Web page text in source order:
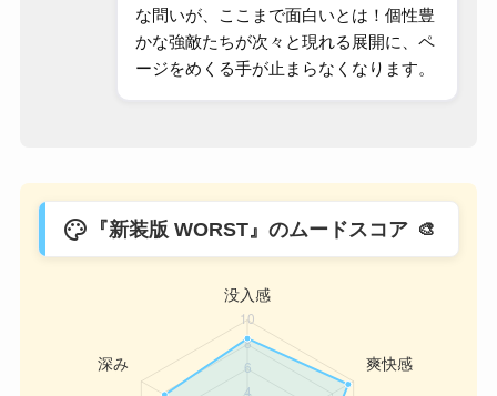
な問いが、ここまで面白いとは！個性豊
かな強敵たちが次々と現れる展開に、ペ
ージをめくる手が止まらなくなります。
palette 『新装版 WORST』のムードスコア